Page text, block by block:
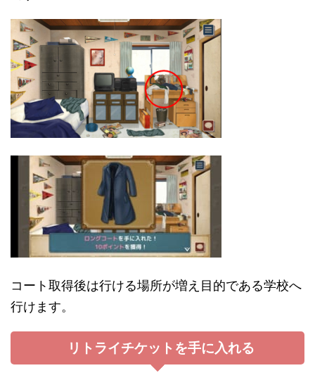
コート取得後は行ける場所が増え目的である学校へ
行けます。
リトライチケットを手に入れる